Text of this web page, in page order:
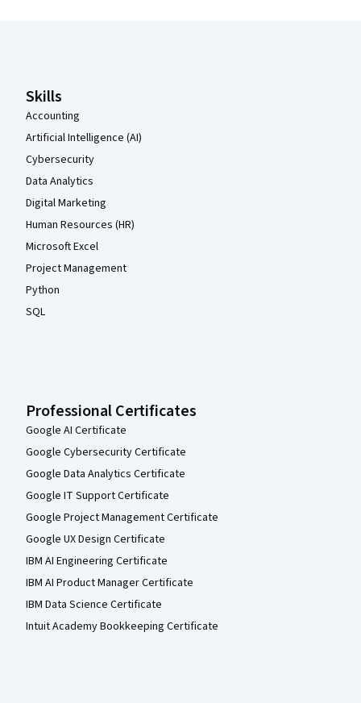
Skills
Accounting
Artificial Intelligence (AI)
Cybersecurity
Data Analytics
Digital Marketing
Human Resources (HR)
Microsoft Excel
Project Management
Python
SQL
Professional Certificates
Google AI Certificate
Google Cybersecurity Certificate
Google Data Analytics Certificate
Google IT Support Certificate
Google Project Management Certificate
Google UX Design Certificate
IBM AI Engineering Certificate
IBM AI Product Manager Certificate
IBM Data Science Certificate
Intuit Academy Bookkeeping Certificate